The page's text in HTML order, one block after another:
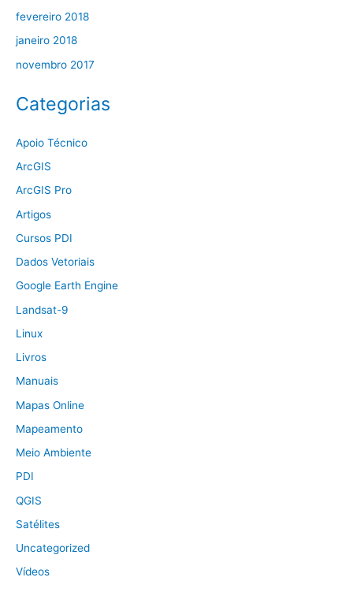
fevereiro 2018
janeiro 2018
novembro 2017
Categorias
Apoio Técnico
ArcGIS
ArcGIS Pro
Artigos
Cursos PDI
Dados Vetoriais
Google Earth Engine
Landsat-9
Linux
Livros
Manuais
Mapas Online
Mapeamento
Meio Ambiente
PDI
QGIS
Satélites
Uncategorized
Vídeos